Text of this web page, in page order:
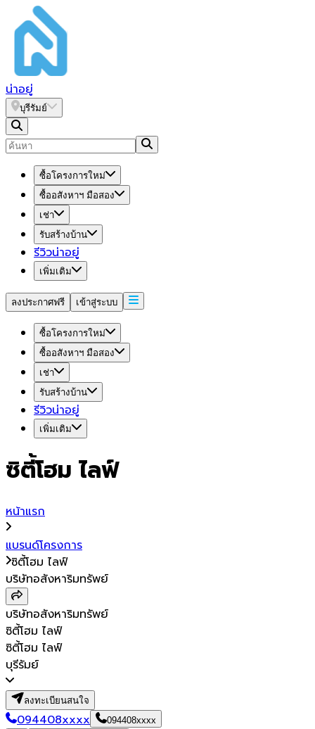
น่าอยู่
บุรีรัมย์
ซื้อโครงการใหม่
ซื้ออสังหาฯ มือสอง
เช่า
รับสร้างบ้าน
รีวิวน่าอยู่
เพิ่มเติม
ลงประกาศฟรี เข้าสู่ระบบ
ซื้อโครงการใหม่
ซื้ออสังหาฯ มือสอง
เช่า
รับสร้างบ้าน
รีวิวน่าอยู่
เพิ่มเติม
ซิตี้โฮม ไลฟ์
หน้าแรก
แบรนด์โครงการ
ซิตี้โฮม ไลฟ์
บริษัทอสังหาริมทรัพย์
บริษัทอสังหาริมทรัพย์
ซิตี้โฮม ไลฟ์
ซิตี้โฮม ไลฟ์
บุรีรัมย์
ลงทะเบียนสนใจ
094408xxxx
094408xxxx